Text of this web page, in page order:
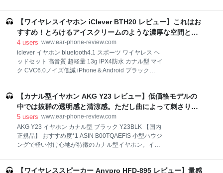
かで力強い歌声です。高域への伸びも良く、「三日
月」などの曲では非常に透明感のある高域を味わえま
す。筆者は声質的に辛島美登里さんに似ていると思っ
いました。そして、その胸騒ぎは、一日を共に過…
#AI小説 #レム #audio-sound@hatena #Re:ゼロから始
める異世界生活 2023-06-07 【ChatGPT小説】偉大な
経済学者、消費増税を語る（ハイエク、ゲゼル、ケイ
ンズ、マルクス） 小説 カフェのテーブルに集まったフ
リードリヒ・ハイエクとシルビオ・ゲゼル。今日の話
II: 4BA + 1 バイオダイナミックドラ
【ワイヤレスイヤホン iClever BTH20 レビュー】これはお
すすめ！とろけるアイスクリームのような濃厚な空間との
一体感を感じる音楽は絶品だ！ - audio-sound @ hatena
4 users www.ear-phone-review.com
iclever イヤホン bluetooth4.1 スポーツ ワイヤレス ヘ
ッドセット 高音質 超軽量 13g IPX4防水 カナル型 マイ
ク CVC6.0ノイズ低減 iPhone＆Android ブラック
てしっかりとイヤーピースを差し込んでくれる形状。
装着感は良好だ。遮音性は高く、音漏れもかなり少な
め。 aptXには対応しない。通信は安定しており、音飛
びや遅延はなく、動画鑑賞にも十分使える。 【１】外
観・インターフェース・付属品 付属品はイヤーピース
の替え、予備イヤーウィング、充電用USBケーブル。
耳に刺さらない音質で、深みのある良質な低域とのび
【カナル型イヤホン AKG Y23 レビュー】低価格モデルの
中では抜群の透明感と清涼感。ただし曲によって刺さりや
すい - audio-sound @ hatena
5 users www.ear-phone-review.com
AKG Y23 イヤホン カナル型 ブラック Y23BLK 【国内
正規品】 おすすめ度*1 ASIN B00TQAEFIS 小型ハウジ
ングで軽い付け心地が特徴のカナル型イヤホン。イヤ
なり少なめ。 【１】外観・インターフェース・付属品
【ワイヤレススピーカー Anypro HFD-895 レビュー】量感